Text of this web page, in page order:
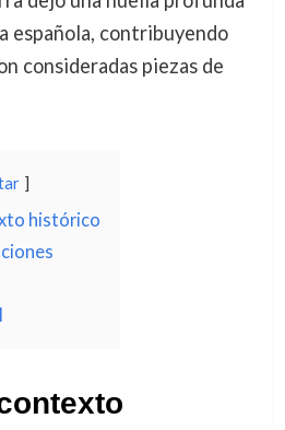
española, contribuyendo
consideradas piezas de
histórico